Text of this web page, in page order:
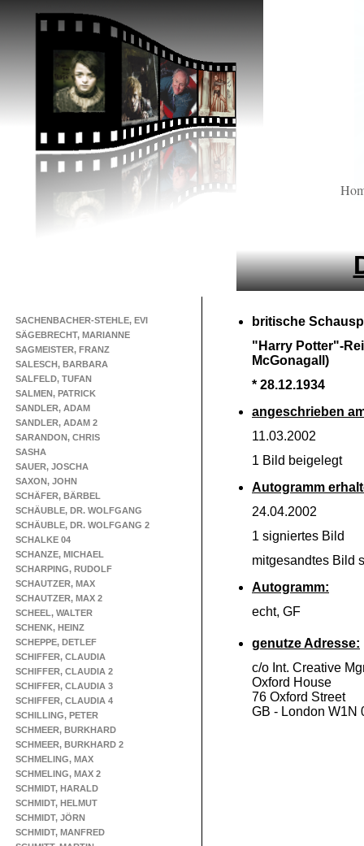
SACHENBACHER-STEHLE, EVI
SÄGEBRECHT, MARIANNE
SAGMEISTER, FRANZ
SALESCH, BARBARA
SALFELD, TUFAN
SALMEN, PATRICK
SANDLER, ADAM
SANDLER, ADAM 2
SARANDON, CHRIS
SASHA
SAUER, JOSCHA
SAXON, JOHN
SCHÄFER, BÄRBEL
SCHÄUBLE, DR. WOLFGANG
SCHÄUBLE, DR. WOLFGANG 2
SCHALKE 04
SCHANZE, MICHAEL
SCHARPING, RUDOLF
SCHAUTZER, MAX
SCHAUTZER, MAX 2
SCHEEL, WALTER
SCHENK, HEINZ
SCHEPPE, DETLEF
SCHIFFER, CLAUDIA
SCHIFFER, CLAUDIA 2
SCHIFFER, CLAUDIA 3
SCHIFFER, CLAUDIA 4
SCHILLING, PETER
SCHMEER, BURKHARD
SCHMEER, BURKHARD 2
SCHMELING, MAX
SCHMELING, MAX 2
SCHMIDT, HARALD
SCHMIDT, HELMUT
SCHMIDT, JÖRN
SCHMIDT, MANFRED
britische
"Harry Potter"-
McGonagall)
* 28.12.1934
angeschrieben
11.03.2002
1 Bild beigelegt
Autogramm
24.04.2002
1 signiertes Bild
mitgesandtes Bild
Autogramm:
echt, GF
genutze Adresse:
c/o Int. Creative
Oxford House
76 Oxford Street
GB - London W1N